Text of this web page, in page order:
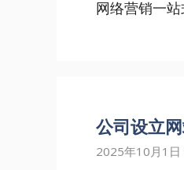
网络营销一站
公司设立
2025年10月1日